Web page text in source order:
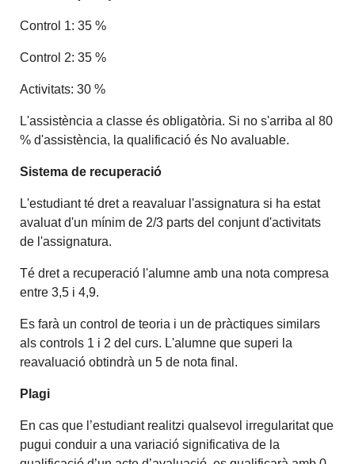
Control 1: 35 %
Control 2: 35 %
Activitats: 30 %
L'assistència a classe és obligatòria. Si no s'arriba al 80
% d'assistència, la qualificació és No avaluable.
Sistema de recuperació
L'estudiant té dret a reavaluar l'assignatura si ha estat
avaluat d'un mínim de 2/3 parts del conjunt d'activitats
de l'assignatura.
Té dret a recuperació l'alumne amb una nota compresa
entre 3,5 i 4,9.
Es farà un control de teoria i un de pràctiques similars
als controls 1 i 2 del curs. L'alumne que superi la
reavaluació obtindrà un 5 de nota final.
Plagi
En cas que l’estudiant realitzi qualsevol irregularitat que
pugui conduir a una variació significativa de la